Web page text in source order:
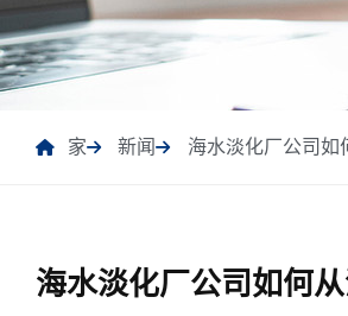
家 新闻 海水淡化厂公司如
海水淡化厂公司如何